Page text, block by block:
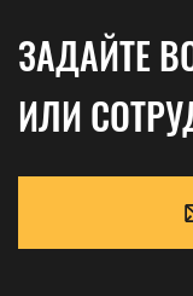
ЗАДАЙТЕ
ИЛИ